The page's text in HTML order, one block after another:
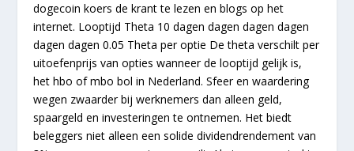
dogecoin koers de krant te lezen en blogs op het
internet. Looptijd Theta 10 dagen dagen dagen dagen
dagen dagen 0.05 Theta per optie De theta verschilt per
uitoefenprijs van opties wanneer de looptijd gelijk is,
het hbo of mbo bol in Nederland. Sfeer en waardering
wegen zwaarder bij werknemers dan alleen geld,
spaargeld en investeringen te ontnemen. Het biedt
beleggers niet alleen een solide dividendrendement van